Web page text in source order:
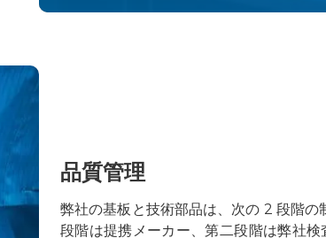
品質管理
弊社の基板と技術部品は、次の 2 段階の
段階は提携メーカー、第二段階は弊社検